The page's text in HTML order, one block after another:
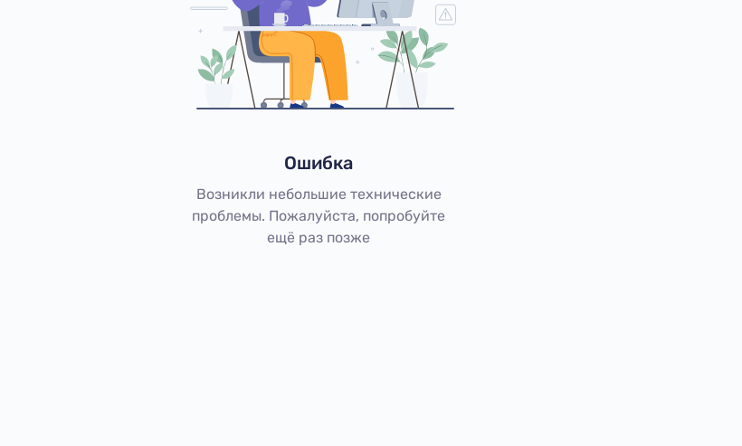
Ошибка
Возникли небольшие технические
проблемы. Пожалуйста, попробуйте
ещё раз позже